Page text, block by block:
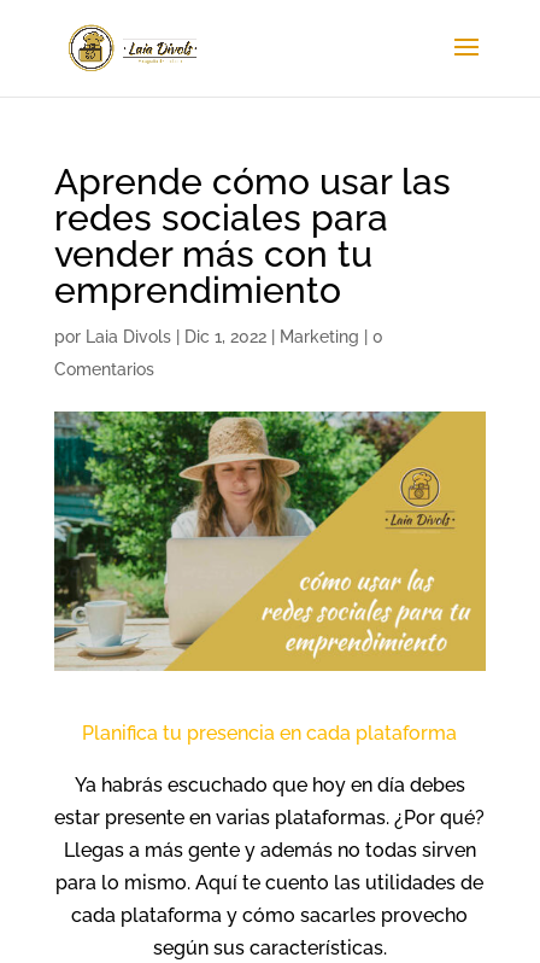
Aprende cómo usar las
redes sociales para
vender más con tu
emprendimiento
por Laia Divols| Dic 1, 2022| Marketing
0
Comentarios
Planifica tu presencia en cada plataforma
Ya habrás escuchado que hoy en día debes
estar presente en varias plataformas. ¿Por qué?
Llegas a más gente y además no todas sirven
para lo mismo. Aquí te cuento las utilidades de
cada plataforma y cómo sacarles provecho
según sus características.